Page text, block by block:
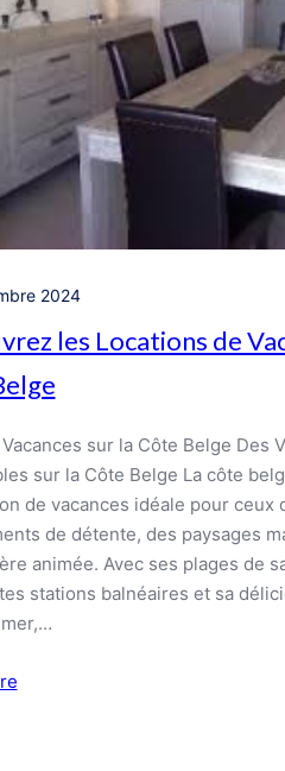
2024
les Locations de
sur la Côte Belge Des
sur la Côte Belge La côte
de vacances idéale pour ceux
de détente, des paysages
animée. Avec ses plages de
stations balnéaires et sa